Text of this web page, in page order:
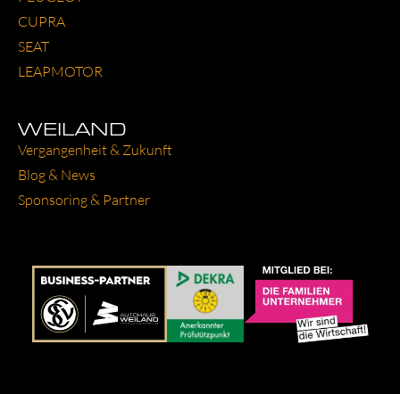
CUP­RA
SEAT
LEAP­MO­TOR
WEILAND
Ver­gan­gen­heit & Zukunft
Blog & News
Spon­so­ring & Part­ner